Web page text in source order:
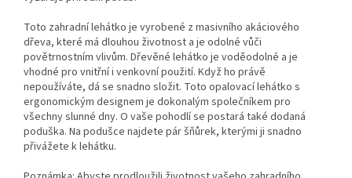
Toto zahradní lehátko je vyrobené z masivního akáciového
dřeva, které má dlouhou životnost a je odolné vůči
povětrnostním vlivům. Dřevěné lehátko je voděodolné a je
vhodné pro vnitřní i venkovní použití. Když ho právě
nepoužíváte, dá se snadno složit. Toto opalovací lehátko s
ergonomickým designem je dokonalým společníkem pro
všechny slunné dny. O vaše pohodlí se postará také dodaná
poduška. Na podušce najdete pár šňůrek, kterými ji snadno
přivážete k lehátku.